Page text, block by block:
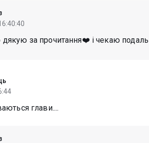
за прочитання❤️ і чекаю
глави....